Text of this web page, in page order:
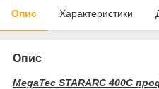
Опис Характеристики
Опис
MegaTec STARARC 400C